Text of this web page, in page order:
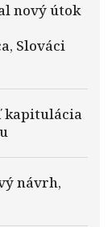
nový útok
Slováci
kapitulácia
návrh,